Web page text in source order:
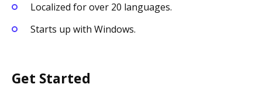
Localized for over 20 languages.
Starts up with Windows.
Get Started